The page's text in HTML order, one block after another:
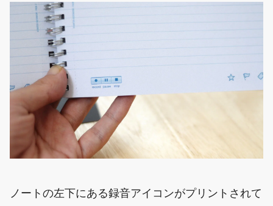
ノートの左下にある録音アイコンがプリントされて